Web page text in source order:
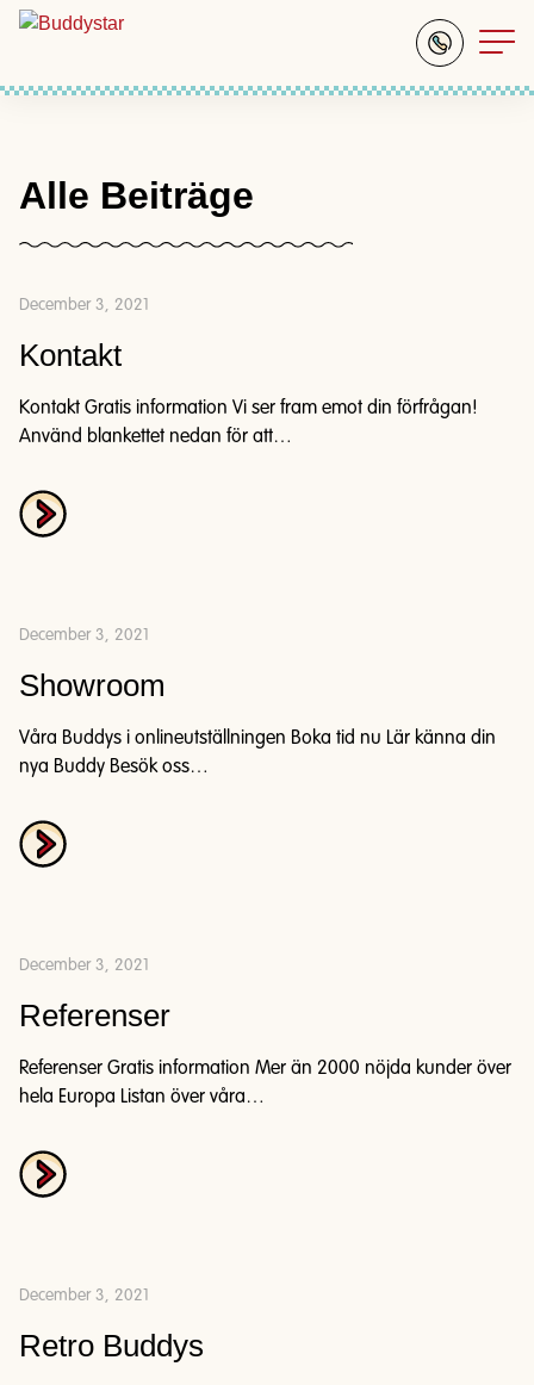
Alle Beiträge
December 3, 2021
Kontakt
Kontakt Gratis information Vi ser fram emot din förfrågan!
Använd blankettet nedan för att…
December 3, 2021
Showroom
Våra Buddys i onlineutställningen Boka tid nu Lär känna din
nya Buddy Besök oss…
December 3, 2021
Referenser
Referenser Gratis information Mer än 2000 nöjda kunder över
hela Europa Listan över våra…
December 3, 2021
Retro Buddys